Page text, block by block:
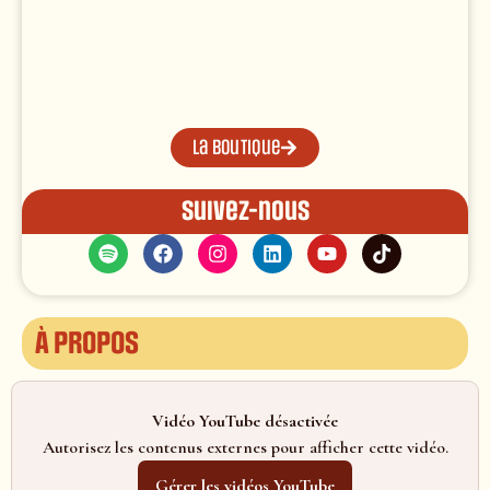
La boutique
Suivez-nous
À propos
Vidéo YouTube désactivée
Autorisez les contenus externes pour afficher cette vidéo.
Gérer les vidéos YouTube